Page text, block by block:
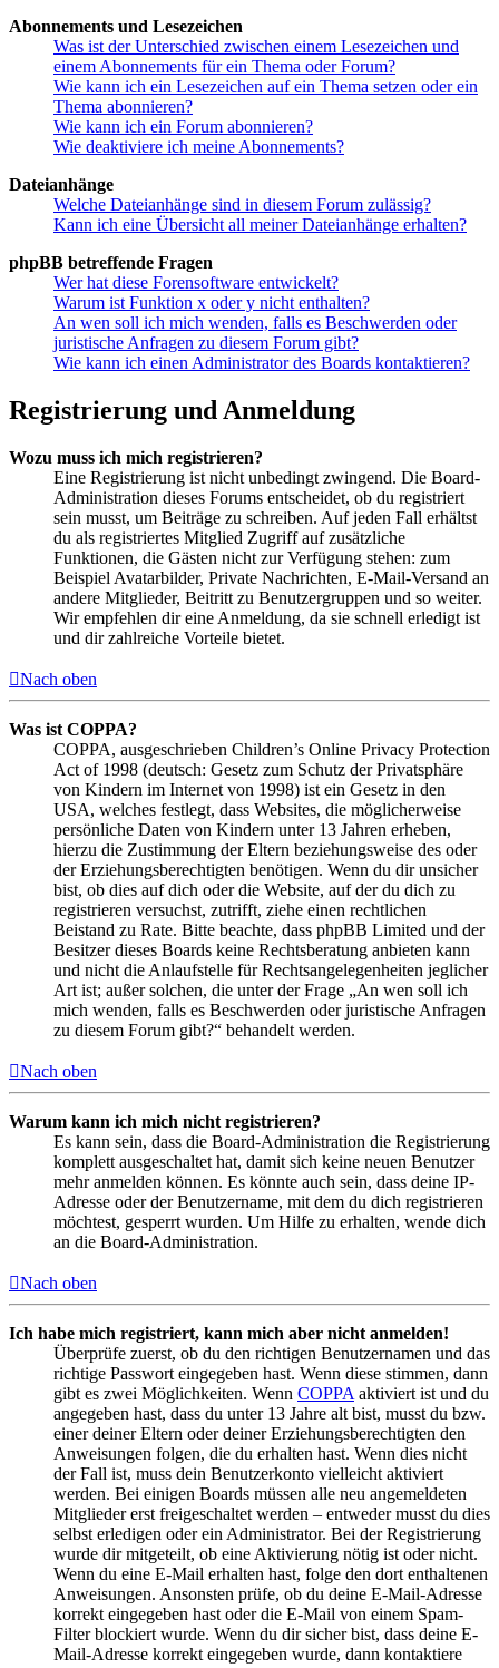
Abonnements und Lesezeichen
Was ist der Unterschied zwischen einem Lesezeichen und
einem Abonnements für ein Thema oder Forum?
Wie kann ich ein Lesezeichen auf ein Thema setzen oder ein
Thema abonnieren?
Wie kann ich ein Forum abonnieren?
Wie deaktiviere ich meine Abonnements?
Dateianhänge
Welche Dateianhänge sind in diesem Forum zulässig?
Kann ich eine Übersicht all meiner Dateianhänge erhalten?
phpBB betreffende Fragen
Wer hat diese Forensoftware entwickelt?
Warum ist Funktion x oder y nicht enthalten?
An wen soll ich mich wenden, falls es Beschwerden oder
juristische Anfragen zu diesem Forum gibt?
Wie kann ich einen Administrator des Boards kontaktieren?
Registrierung und Anmeldung
Wozu muss ich mich registrieren?
Eine Registrierung ist nicht unbedingt zwingend. Die Board-
Administration dieses Forums entscheidet, ob du registriert
sein musst, um Beiträge zu schreiben. Auf jeden Fall erhältst
du als registriertes Mitglied Zugriff auf zusätzliche
Funktionen, die Gästen nicht zur Verfügung stehen: zum
Beispiel Avatarbilder, Private Nachrichten, E-Mail-Versand an
andere Mitglieder, Beitritt zu Benutzergruppen und so weiter.
Wir empfehlen dir eine Anmeldung, da sie schnell erledigt ist
und dir zahlreiche Vorteile bietet.
Nach oben
Was ist COPPA?
COPPA, ausgeschrieben Children’s Online Privacy Protection
Act of 1998 (deutsch: Gesetz zum Schutz der Privatsphäre
von Kindern im Internet von 1998) ist ein Gesetz in den
USA, welches festlegt, dass Websites, die möglicherweise
persönliche Daten von Kindern unter 13 Jahren erheben,
hierzu die Zustimmung der Eltern beziehungsweise des oder
der Erziehungsberechtigten benötigen. Wenn du dir unsicher
bist, ob dies auf dich oder die Website, auf der du dich zu
registrieren versuchst, zutrifft, ziehe einen rechtlichen
Beistand zu Rate. Bitte beachte, dass phpBB Limited und der
Besitzer dieses Boards keine Rechtsberatung anbieten kann
und nicht die Anlaufstelle für Rechtsangelegenheiten jeglicher
Art ist; außer solchen, die unter der Frage „An wen soll ich
mich wenden, falls es Beschwerden oder juristische Anfragen
zu diesem Forum gibt?“ behandelt werden.
Nach oben
Warum kann ich mich nicht registrieren?
Es kann sein, dass die Board-Administration die Registrierung
komplett ausgeschaltet hat, damit sich keine neuen Benutzer
mehr anmelden können. Es könnte auch sein, dass deine IP-
Adresse oder der Benutzername, mit dem du dich registrieren
möchtest, gesperrt wurden. Um Hilfe zu erhalten, wende dich
an die Board-Administration.
Nach oben
Ich habe mich registriert, kann mich aber nicht anmelden!
Überprüfe zuerst, ob du den richtigen Benutzernamen und das
richtige Passwort eingegeben hast. Wenn diese stimmen, dann
gibt es zwei Möglichkeiten. Wenn COPPA aktiviert ist und du
angegeben hast, dass du unter 13 Jahre alt bist, musst du bzw.
einer deiner Eltern oder deiner Erziehungsberechtigten den
Anweisungen folgen, die du erhalten hast. Wenn dies nicht
der Fall ist, muss dein Benutzerkonto vielleicht aktiviert
werden. Bei einigen Boards müssen alle neu angemeldeten
Mitglieder erst freigeschaltet werden – entweder musst du dies
selbst erledigen oder ein Administrator. Bei der Registrierung
wurde dir mitgeteilt, ob eine Aktivierung nötig ist oder nicht.
Wenn du eine E-Mail erhalten hast, folge den dort enthaltenen
Anweisungen. Ansonsten prüfe, ob du deine E-Mail-Adresse
korrekt eingegeben hast oder die E-Mail von einem Spam-
Filter blockiert wurde. Wenn du dir sicher bist, dass deine E-
Mail-Adresse korrekt eingegeben wurde, dann kontaktiere